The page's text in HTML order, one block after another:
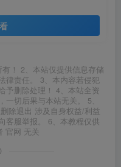
！ 2、本站仅提供信息存储
律责任。 3、本内容若侵犯
予删除处理！ 4、本站全资
切后果与本站无关。 5、
除退出 涉及自身权益/利益
客服举报。 6、本教程仅供
官网 无关